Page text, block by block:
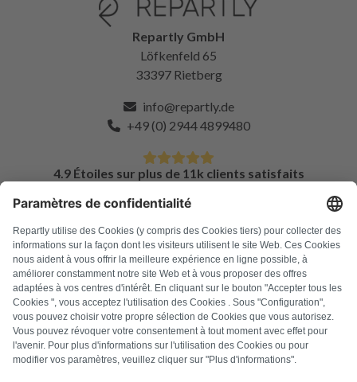
Repartly GmbH
Löfkenfeld 65
33397 Rietberg
info@repartly.de
+49 (0) 2944 4899480
4.9 Étoiles sur plus de 11k clients satisfaits
FAQ
Tous les codes d'erreur
À propos de nous
Presse
Mentions légales